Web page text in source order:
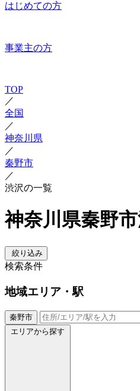
はじめての方
事業主の方
TOP
／
全国
／
神奈川県
／
秦野市
／
渋沢の一覧
神奈川県秦野
絞り込み
検索条件
地域エリア・駅
秦野市
エリアから探す